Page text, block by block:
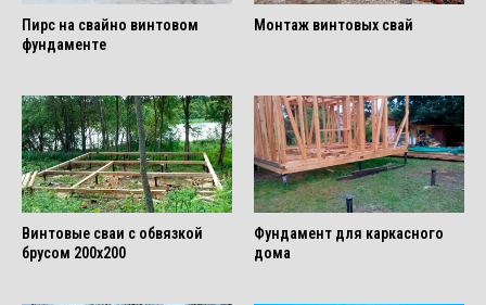
Пирс на свайно винтовом
фундаменте
Монтаж винтовых свай
Винтовые сваи с обвязкой
брусом 200х200
Фундамент для каркасного
дома